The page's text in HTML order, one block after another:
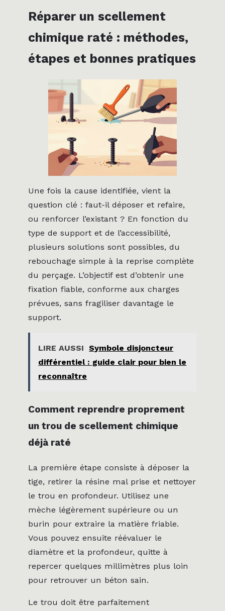
Réparer un scellement
chimique raté : méthodes,
étapes et bonnes pratiques
Une fois la cause identifiée, vient la
question clé : faut-il déposer et refaire,
ou renforcer l’existant ? En fonction du
type de support et de l’accessibilité,
plusieurs solutions sont possibles, du
rebouchage simple à la reprise complète
du perçage. L’objectif est d’obtenir une
fixation fiable, conforme aux charges
prévues, sans fragiliser davantage le
support.
LIRE AUSSI Symbole disjoncteur
différentiel : guide clair pour bien le
reconnaître
Comment reprendre proprement
un trou de scellement chimique
déjà raté
La première étape consiste à déposer la
tige, retirer la résine mal prise et nettoyer
le trou en profondeur. Utilisez une
mèche légèrement supérieure ou un
burin pour extraire la matière friable.
Vous pouvez ensuite réévaluer le
diamètre et la profondeur, quitte à
repercer quelques millimètres plus loin
pour retrouver un béton sain.
Le trou doit être parfaitement